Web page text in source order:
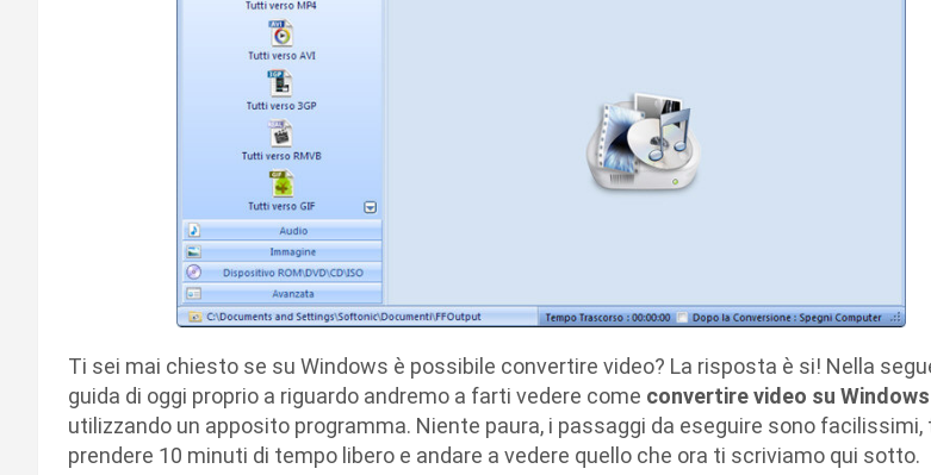
Ti sei mai chiesto se su Windows è possibile convertire video? La risposta è si! Nella
guida di oggi proprio a riguardo andremo a farti vedere come convertire video su Windows
utilizzando un apposito programma. Niente paura, i passaggi da eseguire sono facilissimi,
prendere 10 minuti di tempo libero e andare a vedere quello che ora ti scriviamo qui sotto.